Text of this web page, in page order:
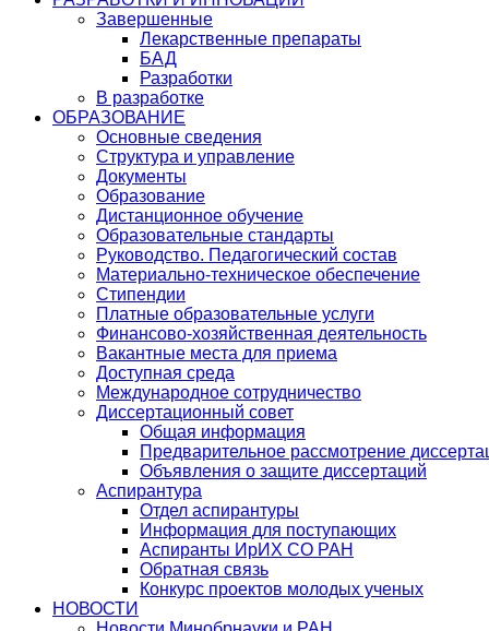
Завершенные
Лекарственные препараты
БАД
Разработки
В разработке
ОБРАЗОВАНИЕ
Основные сведения
Структура и управление
Документы
Образование
Дистанционное обучение
Образовательные стандарты
Руководство. Педагогический состав
Материально-техническое обеспечение
Стипендии
Платные образовательные услуги
Финансово-хозяйственная деятельность
Вакантные места для приема
Доступная среда
Международное сотрудничество
Диссертационный совет
Общая информация
Предварительное рассмотрение
Объявления о защите диссертаций
Аспирантура
Отдел аспирантуры
Информация для поступающих
Аспиранты ИрИХ СО РАН
Обратная связь
Конкурс проектов молодых ученых
НОВОСТИ